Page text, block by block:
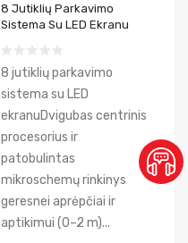
8 Jutiklių Parkavimo
Sistema Su LED Ekranu
8 jutiklių parkavimo
sistema su LED
ekranuDvigubas centrinis
procesorius ir
patobulintas
mikroschemų rinkinys
geresnei aprėpčiai ir
aptikimui (0–2 m)...